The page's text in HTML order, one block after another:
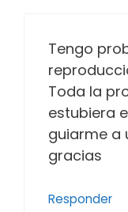
Tengo
Toda la
estubiera
guiarme a
gracias
Responder